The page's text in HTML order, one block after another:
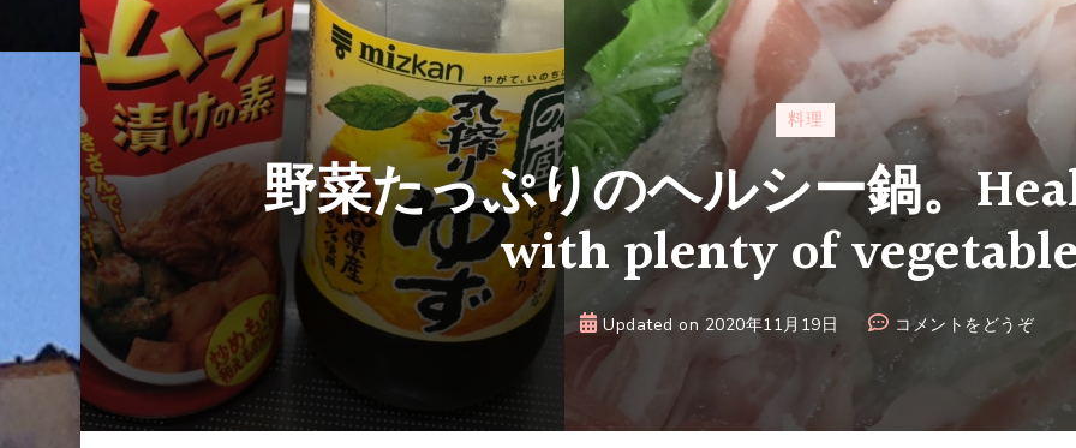
料理
野菜たっぷりのヘルシー鍋。
with plenty of
Updated on 2020年11月19日 コメントをどうぞ(野